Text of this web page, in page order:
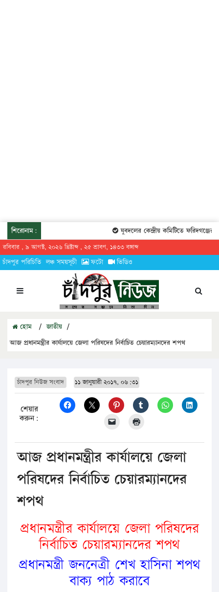
শিরোনাম: যুবদলের কেন্দ্রীয় কমিটিতে ফরিদগঞ্জের
রবিবার , ৯ আগস্ট, ২০২৬ খ্রিষ্টাব্দ , ২৫ শ্রাবণ, ১৪৩৩ বঙ্গাব্দ
চাঁদপুর পরিচিতি লঞ্চ সময়সূচী ফটো ভিডিও
হোম / জাতীয় /
আজ প্রধানমন্ত্রীর কার্যালয়ে জেলা পরিষদের নির্বাচিত চেয়ারম্যানদের শপথ
চাঁদপুর নিউজ সংবাদ ১১ জানুয়ারী ২০১৭, ০৬:৩১
শেয়ার
করুন:
আজ প্রধানমন্ত্রীর কার্যালয়ে জেলা
পরিষদের নির্বাচিত চেয়ারম্যানদের
শপথ
প্রধানমন্ত্রীর কার্যালয়ে জেলা পরিষদের
নির্বাচিত চেয়ারম্যানদের শপথ
প্রধানমন্ত্রী জননেত্রী শেখ হাসিনা শপথ
বাক্য পাঠ করাবে